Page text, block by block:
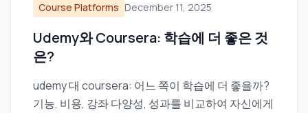
Course Platforms December 11, 2025
Udemy와 Coursera: 학습에 더 좋은 것
은?
udemy 대 coursera: 어느 쪽이 학습에 더 좋을까?
기능, 비용, 강좌 다양성, 성과를 비교하여 자신에게